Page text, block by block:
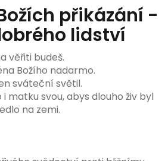
přikázání -
lidství
věřiti budeš.
Božího nadarmo.
sváteční světil.
matku svou, abys dlouho živ byl
na zemi.